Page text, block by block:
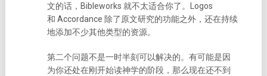
文的话，Bibleworks 就不太适合你了。Logos
和 Accordance 除了原文研究的功能之外，还在持续
地添加不少其他类型的资源。
第二个问题不是一时半刻可以解决的。有可能是因
为你还处在刚开始读神学的阶段，那么现在还不到